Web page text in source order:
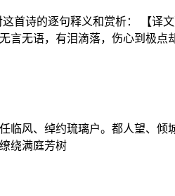
首诗的逐句释义和赏析： 【
言无语，有泪滴落，伤心到极
临风、绰约琉璃户。都人望、
绕满庭芳树